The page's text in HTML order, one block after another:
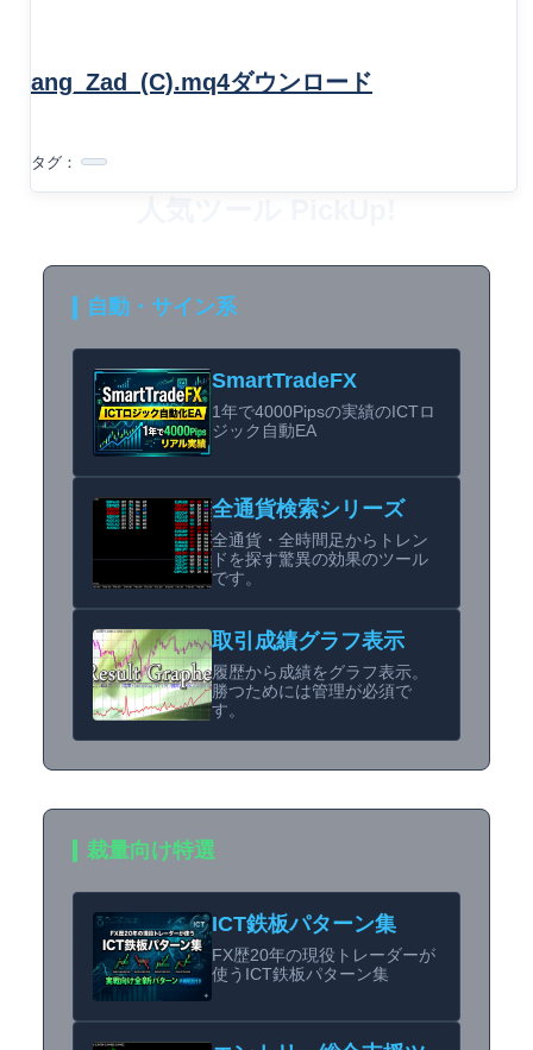
ang_Zad_(C).mq4ダウンロード
タグ：
自動・サイン系
SmartTradeFX
1年で4000Pipsの実績のICTロ
ジック自動EA
全通貨検索シリーズ
全通貨・全時間足からトレン
ドを探す驚異の効果のツール
です。
取引成績グラフ表示
履歴から成績をグラフ表示。
勝つためには管理が必須で
す。
裁量向け特選
ICT鉄板パターン集
FX歴20年の現役トレーダーが
使うICT鉄板パターン集